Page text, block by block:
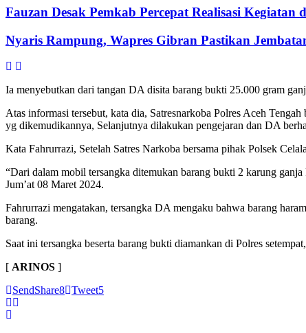
Fauzan Desak Pemkab Percepat Realisasi Kegiatan
Nyaris Rampung, Wapres Gibran Pastikan
Ia menyebutkan dari tangan DA disita barang bukti 25.000 gram
Atas informasi tersebut, kata dia, Satresnarkoba Polres Aceh
yg dikemudikannya, Selanjutnya dilakukan pengejaran dan DA
Kata Fahrurrazi, Setelah Satres Narkoba bersama pihak Polsek
“Dari dalam mobil tersangka ditemukan barang bukti 2 karung
Jum’at 08 Maret 2024.
Fahrurrazi mengatakan, tersangka DA mengaku bahwa barang
barang.
Saat ini tersangka beserta barang bukti diamankan di Polres
[ ARINOS ]
SendShare8 Tweet5